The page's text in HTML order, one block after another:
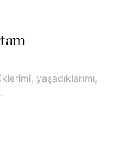
yaşadıklarımı,